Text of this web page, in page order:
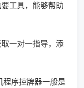
工具，能够帮助
一对一指导，添
程序控牌器一般是